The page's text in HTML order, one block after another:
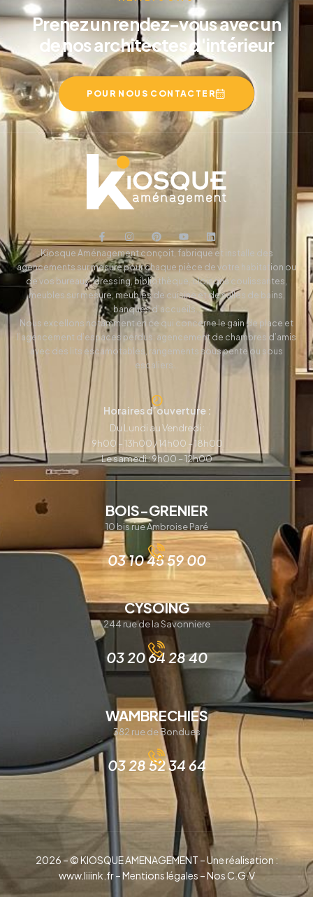
Prenez un rendez-vous avec un
de nos architectes d'intérieur
POUR NOUS CONTACTER
Kiosque Aménagement conçoit, fabrique et installe des
agencements sur mesure pour chaque pièce de votre habitation ou
de vos bureaux, dressing, bibliothèque, cloisons coulissantes,
meubles sur mesure, meubles de cuisine et de salles de bains,
banques d’accueils…
Nous excellons notamment en ce qui concerne le gain de place et
l’agencement d’espaces perdus: agencement de chambres d’amis
avec des lits escamotables, rangements sous pente ou sous
escaliers…
Horaires d’ouverture :
Du Lundi au Vendredi :
9h00 – 13h00 / 14h00 – 18h00
Le samedi : 9h00 – 12h00
BOIS-GRENIER
10 bis rue Ambroise Paré
03 10 45 59 00
CYSOING
244 rue de la Savonniere
03 20 64 28 40
WAMBRECHIES
382 rue de Bondues
03 28 52 34 64
2026 – © KIOSQUE AMENAGEMENT – Une réalisation :
www.liiink.fr –Mentions légales –Nos C.G.V